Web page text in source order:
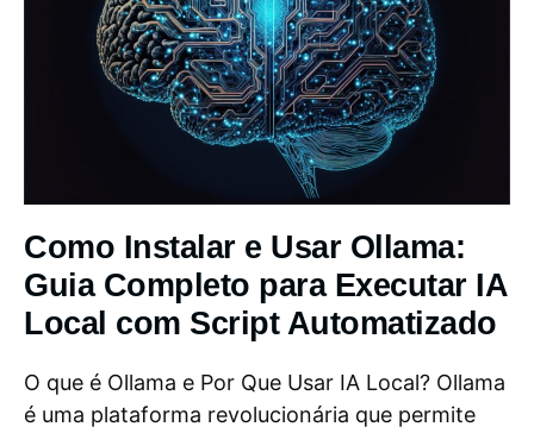
Como Instalar e Usar Ollama:
Guia Completo para Executar IA
Local com Script Automatizado
O que é Ollama e Por Que Usar IA Local? Ollama
é uma plataforma revolucionária que permite